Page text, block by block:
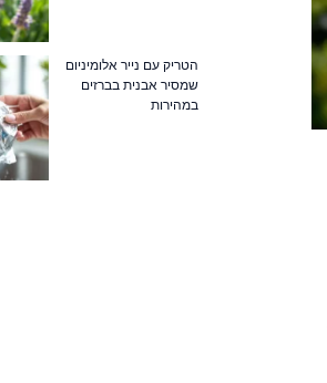
הטריק עם נייר אלומיניום
שמסיר אבנית בברזים
במהירות